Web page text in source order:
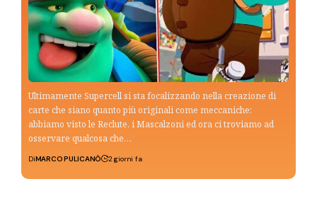
Ultimamente Supercell si sta focalizzando nella creazione di
carte che siano quanto più originali come meccaniche:
abbiamo visto le Reclute, i Mascalzoni ed ora ci troviamo ad
osservare qualcosa che…
DiMARCO PULICANÒ 2 giorni fa